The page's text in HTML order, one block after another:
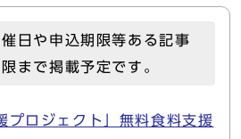
日や申込期限等ある記事
まで掲載予定です。
プロジェクト」無料食料支援